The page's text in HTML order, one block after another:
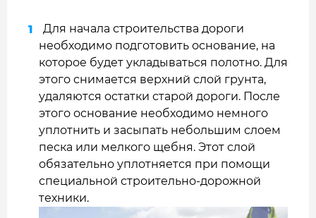
Для начала строительства дороги
необходимо подготовить основание, на
которое будет укладываться полотно. Для
этого снимается верхний слой грунта,
удаляются остатки старой дороги. После
этого основание необходимо немного
уплотнить и засыпать небольшим слоем
песка или мелкого щебня. Этот слой
обязательно уплотняется при помощи
специальной строительно-дорожной
техники.